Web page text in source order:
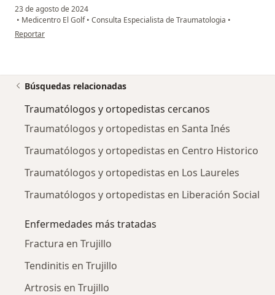
23 de agosto de 2024
• Medicentro El Golf• Consulta Especialista de Traumatologia •
en opinión del usuario N.R
Reportar
Búsquedas relacionadas
Traumatólogos y ortopedistas cercanos
Traumatólogos y ortopedistas en Santa Inés
Traumatólogos y ortopedistas en Centro Historico
Traumatólogos y ortopedistas en Los Laureles
Traumatólogos y ortopedistas en Liberación Social
Enfermedades más tratadas
Fractura en Trujillo
Tendinitis en Trujillo
Artrosis en Trujillo